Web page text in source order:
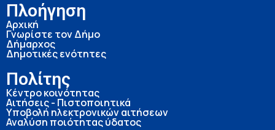
Πλοήγηση
Αρχική
Γνωρίστε τον Δήμο
Δήμαρχος
Δημοτικές ενότητες
Πολίτης
Κέντρο κοινότητας
Αιτήσεις - Πιστοποιητικά
Υποβολή ηλεκτρονικών αιτήσεων
Αναλύση ποιότητας ύδατος